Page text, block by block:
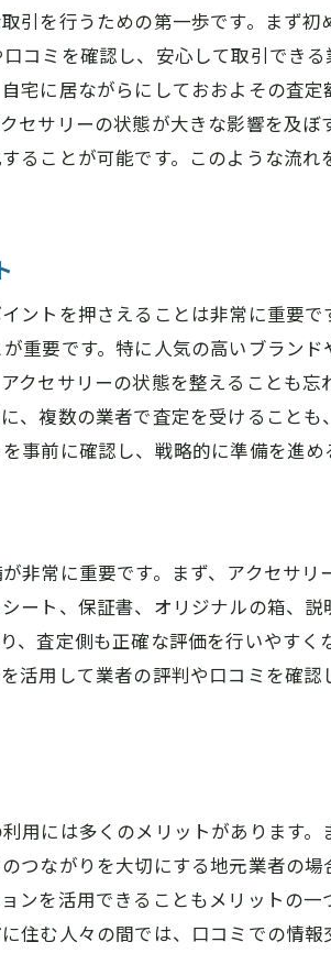
型の業者の利点
ン査定と店舗査定の使い分け
コミュニケーションの重要性
買取キャンペーンを活用して高額査
ァー活用で利益を最大化
ーン参加時の注意点
典を賢く利用するコツ
るキャンペーンを見極める
クセサリー買取で損をしないための
に確認すべき基本チェックポイント
前に確認すべき条項
証に関する確認事項
を避けるための注意点
！桜井市の信頼できるアクセサリー
活かした賢い業者選び
い業者の特徴とは
報の集め方と活用法
引を行うための第一歩です。まず
コミを確認し、安心して取引でき
宅に居ながらにしておおよその査
セサリーの状態が大きな影響を及
ることが可能です。このような流
ントを押さえることは非常に重要
重要です。特に人気の高いブラン
クセサリーの状態を整えることも
、複数の業者で査定を受けること
前に確認し、戦略的に準備を進め
非常に重要です。まず、アクセサリ
ート、保証書、オリジナルの箱、
、査定側も正確な評価を行いやす
活用して業者の評判や口コミを確
用には多くのメリットがあります
つながりを大切にする地元業者の
ンを活用できることもメリットの
住む人々の間では、口コミでの情